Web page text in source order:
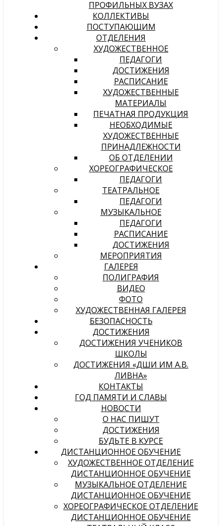
ПРОФИЛЬНЫХ ВУЗАХ
КОЛЛЕКТИВЫ
ПОСТУПАЮЩИМ
ОТДЕЛЕНИЯ
ХУДОЖЕСТВЕННОЕ
ПЕДАГОГИ
ДОСТИЖЕНИЯ
РАСПИСАНИЕ
ХУДОЖЕСТВЕННЫЕ
МАТЕРИАЛЫ
ПЕЧАТНАЯ ПРОДУКЦИЯ
НЕОБХОДИМЫЕ
ХУДОЖЕСТВЕННЫЕ
ПРИНАДЛЕЖНОСТИ
ОБ ОТДЕЛЕНИИ
ХОРЕОГРАФИЧЕСКОЕ
ПЕДАГОГИ
ТЕАТРАЛЬНОЕ
ПЕДАГОГИ
МУЗЫКАЛЬНОЕ
ПЕДАГОГИ
РАСПИСАНИЕ
ДОСТИЖЕНИЯ
МЕРОПРИЯТИЯ
ГАЛЕРЕЯ
ПОЛИГРАФИЯ
ВИДЕО
ФОТО
ХУДОЖЕСТВЕННАЯ ГАЛЕРЕЯ
БЕЗОПАСНОСТЬ
ДОСТИЖЕНИЯ
ДОСТИЖЕНИЯ УЧЕНИКОВ
ШКОЛЫ
ДОСТИЖЕНИЯ «ДШИ ИМ А.В.
ЛИВНА»
КОНТАКТЫ
ГОД ПАМЯТИ И СЛАВЫ
НОВОСТИ
О НАС ПИШУТ
ДОСТИЖЕНИЯ
БУДЬТЕ В КУРСЕ
ДИСТАНЦИОННОЕ ОБУЧЕНИЕ
ХУДОЖЕСТВЕННОЕ ОТДЕЛЕНИЕ
ДИСТАНЦИОННОЕ ОБУЧЕНИЕ
МУЗЫКАЛЬНОЕ ОТДЕЛЕНИЕ
ДИСТАНЦИОННОЕ ОБУЧЕНИЕ
ХОРЕОГРАФИЧЕСКОЕ ОТДЕЛЕНИЕ
ДИСТАНЦИОННОЕ ОБУЧЕНИЕ